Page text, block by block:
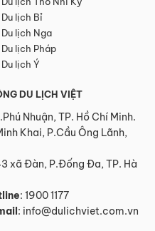
Du lịch Bỉ
Du lịch Nga
Du lịch Pháp
Du lịch Ý
DU LỊCH VIỆT
Nhuận, TP. Hồ Chí Minh.
Khai, P.Cầu Ông Lãnh,
xã Đàn, P.Đống Đa, TP. Hà
: 1900 1177
: info@dulichviet.com.vn